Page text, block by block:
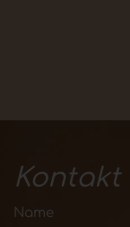
Kontakt
Name